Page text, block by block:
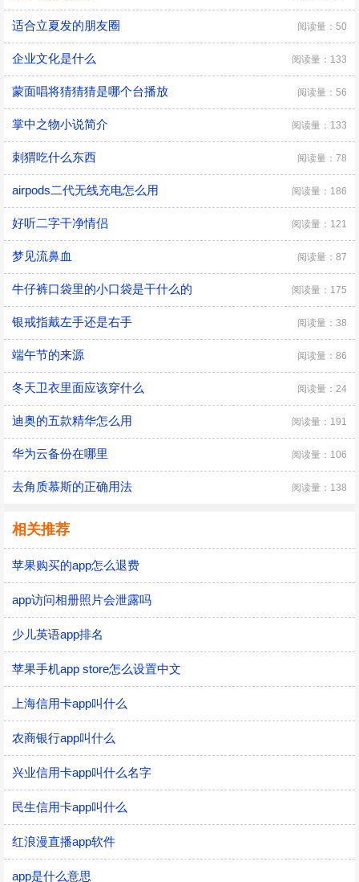
适合立夏发的朋友圈 阅读量：50
企业文化是什么 阅读量：133
蒙面唱将猜猜猜是哪个台播放 阅读量：56
掌中之物小说简介 阅读量：133
刺猬吃什么东西 阅读量：78
airpods二代无线充电怎么用 阅读量：186
好听二字干净情侣 阅读量：121
梦见流鼻血 阅读量：87
牛仔裤口袋里的小口袋是干什么的 阅读量：175
银戒指戴左手还是右手 阅读量：38
端午节的来源 阅读量：86
冬天卫衣里面应该穿什么 阅读量：24
迪奥的五款精华怎么用 阅读量：191
华为云备份在哪里 阅读量：106
去角质慕斯的正确用法 阅读量：138
相关推荐
苹果购买的app怎么退费
app访问相册照片会泄露吗
少儿英语app排名
苹果手机app store怎么设置中文
上海信用卡app叫什么
农商银行app叫什么
兴业信用卡app叫什么名字
民生信用卡app叫什么
红浪漫直播app软件
app是什么意思